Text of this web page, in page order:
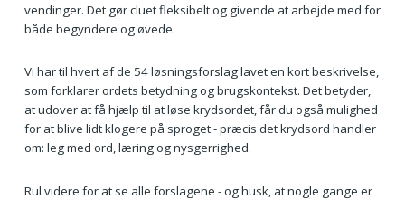
vendinger. Det gør cluet fleksibelt og givende at arbejde med for
både begyndere og øvede.
Vi har til hvert af de 54 løsningsforslag lavet en kort beskrivelse,
som forklarer ordets betydning og brugskontekst. Det betyder,
at udover at få hjælp til at løse krydsordet, får du også mulighed
for at blive lidt klogere på sproget - præcis det krydsord handler
om: leg med ord, læring og nysgerrighed.
Rul videre for at se alle forslagene - og husk, at nogle gange er